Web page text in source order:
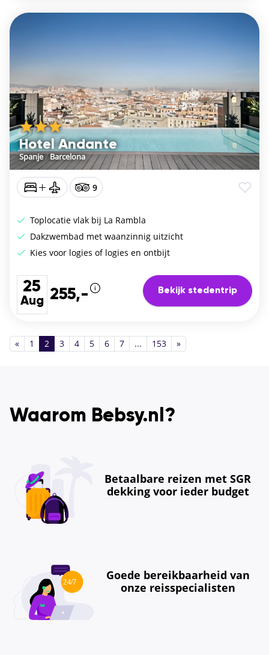
Hotel Andante
Spanje/Barcelona
9
Toplocatie vlak bij La Rambla
Dakzwembad met waanzinnig uitzicht
Kies voor logies of logies en ontbijt
25
Aug 255,- Bekijk stedentrip
« 1 2 3 4 5 6 7 ... 153 »
Waarom Bebsy.nl?
Betaalbare reizen met SGR
dekking voor ieder budget
Goede bereikbaarheid van
onze reisspecialisten